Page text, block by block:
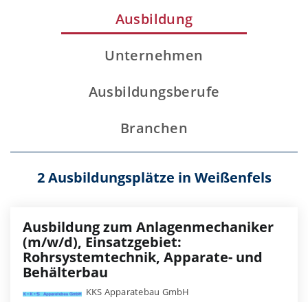
Ausbildung
Unternehmen
Ausbildungsberufe
Branchen
2 Ausbildungsplätze in Weißenfels
Ausbildung zum Anlagenmechaniker
(m/w/d), Einsatzgebiet:
Rohrsystemtechnik, Apparate- und
Behälterbau
KKS Apparatebau GmbH